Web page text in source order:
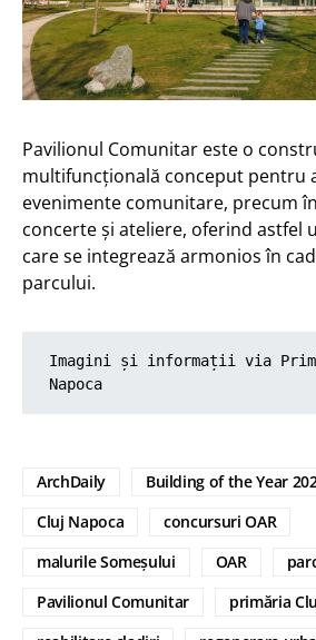
Pavilionul Comunitar este o
multifuncțională conceput pentru
evenimente comunitare, precum
concerte și ateliere, oferind astfel
care se integrează armonios în
parcului.
Imagini și informații via
Napoca
ArchDaily
Building of the Year
Cluj Napoca
concursuri OAR
malurile Someșului
OAR
Pavilionul Comunitar
primăria